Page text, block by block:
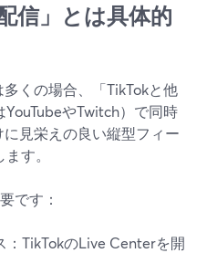
信」とは具体的
多くの場合、「TikTokと他
やTwitch）で同時
見栄えの良い縦型フィー
す。
です：
：TikTokのLive Centerを開